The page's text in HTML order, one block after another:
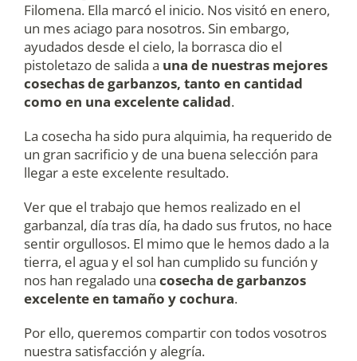
Filomena. Ella marcó el inicio. Nos visitó en enero,
un mes aciago para nosotros. Sin embargo,
ayudados desde el cielo, la borrasca dio el
pistoletazo de salida a una de nuestras mejores
cosechas de garbanzos, tanto en cantidad
como en una excelente calidad.
La cosecha ha sido pura alquimia, ha requerido de
un gran sacrificio y de una buena selección para
llegar a este excelente resultado.
Ver que el trabajo que hemos realizado en el
garbanzal, día tras día, ha dado sus frutos, no hace
sentir orgullosos. El mimo que le hemos dado a la
tierra, el agua y el sol han cumplido su función y
nos han regalado una cosecha de garbanzos
excelente en tamaño y cochura.
Por ello, queremos compartir con todos vosotros
nuestra satisfacción y alegría.